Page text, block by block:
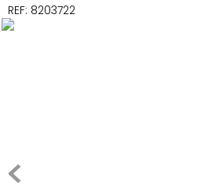
REF: 8203722
Silla